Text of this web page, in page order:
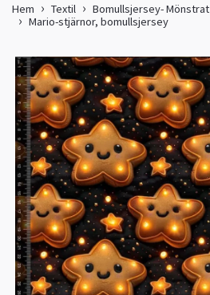
Hem Textil
Bomullsjersey- Mönstrat
Mario-stjärnor, bomullsjersey